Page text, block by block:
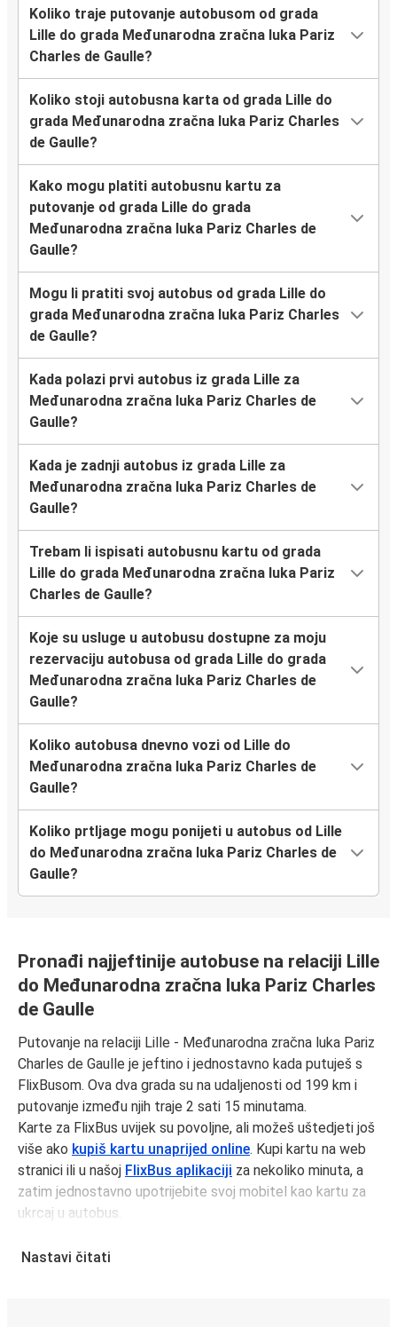
Koliko traje putovanje autobusom od grada
Lille do grada Međunarodna zračna luka Pariz
Charles de Gaulle?
Koliko stoji autobusna karta od grada Lille do
grada Međunarodna zračna luka Pariz Charles
de Gaulle?
Kako mogu platiti autobusnu kartu za
putovanje od grada Lille do grada
Međunarodna zračna luka Pariz Charles de
Gaulle?
Mogu li pratiti svoj autobus od grada Lille do
grada Međunarodna zračna luka Pariz Charles
de Gaulle?
Kada polazi prvi autobus iz grada Lille za
Međunarodna zračna luka Pariz Charles de
Gaulle?
Kada je zadnji autobus iz grada Lille za
Međunarodna zračna luka Pariz Charles de
Gaulle?
Trebam li ispisati autobusnu kartu od grada
Lille do grada Međunarodna zračna luka Pariz
Charles de Gaulle?
Koje su usluge u autobusu dostupne za moju
rezervaciju autobusa od grada Lille do grada
Međunarodna zračna luka Pariz Charles de
Gaulle?
Koliko autobusa dnevno vozi od Lille do
Međunarodna zračna luka Pariz Charles de
Gaulle?
Koliko prtljage mogu ponijeti u autobus od Lille
do Međunarodna zračna luka Pariz Charles de
Gaulle?
Pronađi najjeftinije autobuse na relaciji Lille
do Međunarodna zračna luka Pariz Charles
de Gaulle
Putovanje na relaciji Lille - Međunarodna zračna luka Pariz
Charles de Gaulle je jeftino i jednostavno kada putuješ s
FlixBusom. Ova dva grada su na udaljenosti od 199 km i
putovanje između njih traje 2 sati 15 minutama.
Karte za FlixBus uvijek su povoljne, ali možeš uštedjeti još
više ako kupiš kartu unaprijed online. Kupi kartu na web
stranici ili u našoj FlixBus aplikaciji za nekoliko minuta, a
zatim jednostavno upotrijebite svoj mobitel kao kartu za
ukrcaj u autobus.
Međunarodna zračna luka Pariz Charles de Gaulle možeš
Nastavi čitati